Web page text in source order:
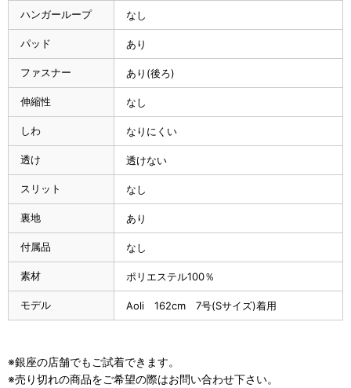
ハンガーループ なし
パッド あり
ファスナー あり(後ろ)
伸縮性 なし
しわ なりにくい
透け 透けない
スリット なし
裏地 あり
付属品 なし
素材 ポリエステル100％
モデル Aoli 162cm 7号(Sサイズ)着用
※銀座の店舗でもご試着できます。
※売り切れの商品をご希望の際はお問い合わせ下さい。